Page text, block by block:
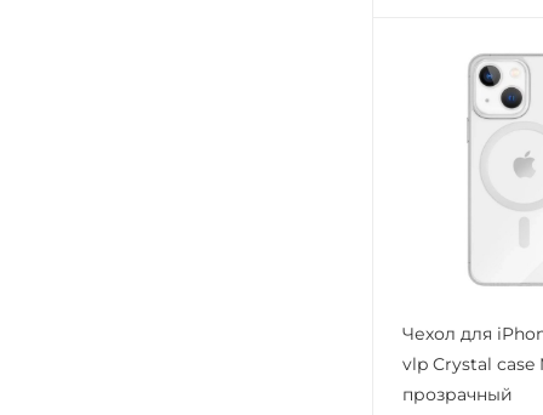
Чехол для
vlp Crystal case
прозрачный